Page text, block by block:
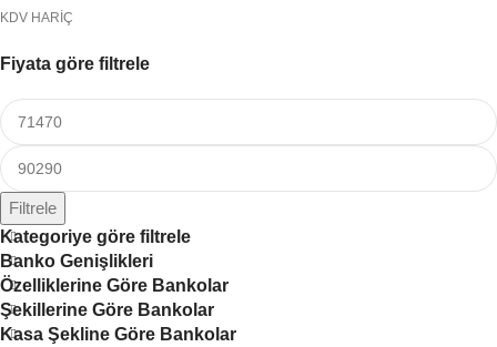
Fiyata göre filtrele
Filtrele
Kategoriye göre filtrele
Banko Genişlikleri
Özelliklerine Göre Bankolar
Şekillerine Göre Bankolar
Kasa Şekline Göre Bankolar
KDV HARİÇ